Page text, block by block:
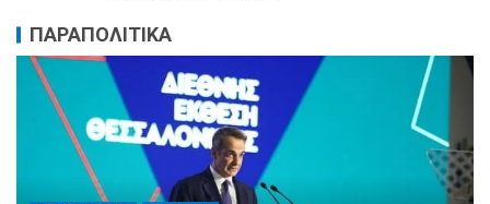
ΠΑΡΑΠΟΛΙΤΙΚΑ
ΠΑΡΑΠΟΛΙΤΙΚΑ ΠΟΛΙΤΙΚΗ